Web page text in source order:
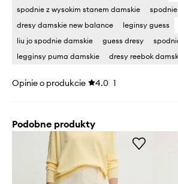
spodnie z wysokim stanem damskie
dresy damskie new balance
leginsy guess
liu jo spodnie damskie
guess dresy
legginsy puma damskie
dresy reebok
Opinie o produkcie 4.0 1
Podobne produkty